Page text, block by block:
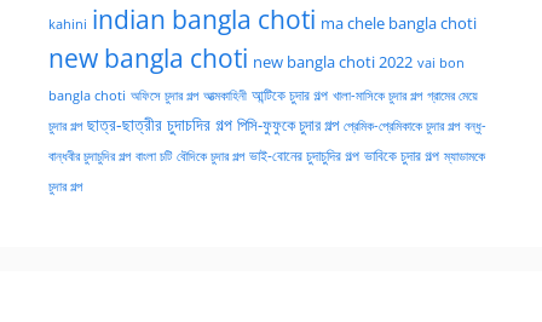
kahini indian bangla choti ma chele bangla choti
new bangla choti new bangla choti 2022 vai bon
bangla choti অফিসে চুদার গল্প আত্মকাহিনী আন্টিকে চুদার গল্প খালা-মাসিকে চুদার গল্প গ্রামের মেয়ে
চুদার গল্প ছাত্র-ছাত্রীর চুদাচদির গল্প পিসি-ফুফুকে চুদার গল্প প্রেমিক-প্রেমিকাকে চুদার গল্প বন্ধু-
বান্ধবীর চুদাচুদির গল্প বাংলা চটি বৌদিকে চুদার গল্প ভাই-বোনের চুদাচুদির গল্প ভাবিকে চুদার গল্প ম্যাডামকে
চুদার গল্প